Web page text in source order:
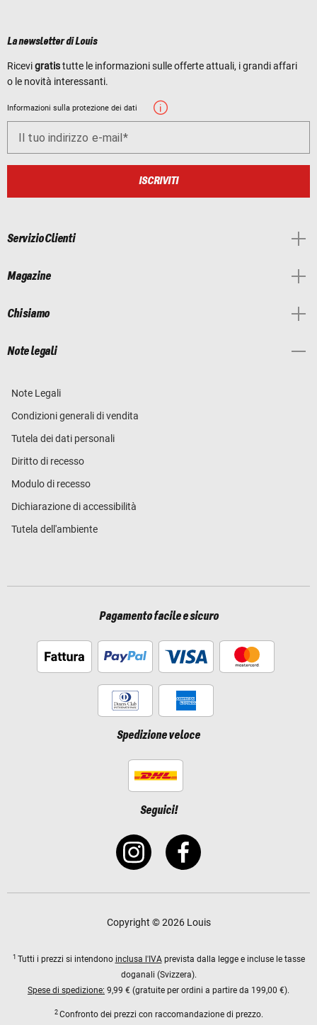
La newsletter di Louis
Ricevigratistutte le informazioni sulle offerte attuali, i grandi affari
o le novità interessanti.
Informazioni sulla protezione dei dati
Il tuo indirizzo e-mail
ISCRIVITI
Servizio Clienti
Magazine
Chi siamo
Note legali
Note Legali
Condizioni generali di vendita
Tutela dei dati personali
Diritto di recesso
Modulo di recesso
Dichiarazione di accessibilità
Tutela dell'ambiente
Pagamento facile e sicuro
Spedizione veloce
Seguici!
Copyright © 2026 Louis
1 Tutti i prezzi si intendono inclusa l'IVAprevista dalla legge e incluse le tasse
doganali (Svizzera).
Spese di spedizione: 9,99 € (gratuite per ordini a partire da 199,00 €).
2 Confronto dei prezzi con raccomandazione di prezzo.